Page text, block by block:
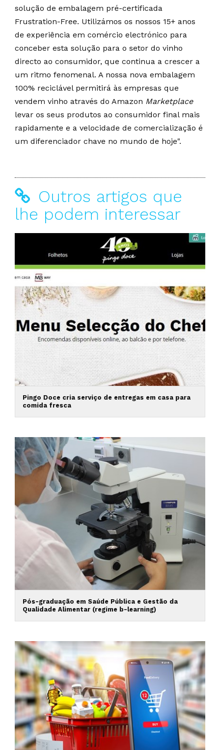
solução de embalagem pré-certificada
Frustration-Free. Utilizámos os nossos 15+ anos
de experiência em comércio electrónico para
conceber esta solução para o setor do vinho
directo ao consumidor, que continua a crescer a
um ritmo fenomenal. A nossa nova embalagem
100% reciclável permitirá às empresas que
vendem vinho através do Amazon Marketplace
levar os seus produtos ao consumidor final mais
rapidamente e a velocidade de comercialização é
um diferenciador chave no mundo de hoje".
Outros artigos que
lhe podem interessar
Pingo Doce cria serviço de entregas em casa para
comida fresca
Pós-graduação em Saúde Pública e Gestão da
Qualidade Alimentar (regime b-learning)